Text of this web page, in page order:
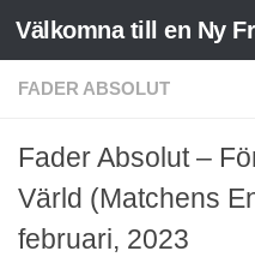
Skip to content
FADER ABSOLUT
Fader Absolut –
Värld (Matchens
februari, 2023